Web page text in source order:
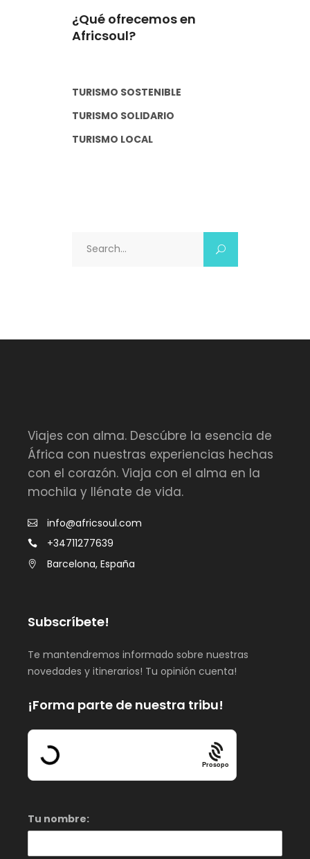
¿Qué ofrecemos en
Africsoul?
TURISMO SOSTENIBLE
TURISMO SOLIDARIO
TURISMO LOCAL
Viajes con alma. Descúbre la esencia de
África con nuestras experiencias hechas
con el corazón. Viaja con el alma en la
mochila y llénate de vida.
info@africsoul.com
+34711277639
Barcelona, España
Subscríbete!
Te mantendremos informado sobre nuestras
novedades y itinerarios! Tu opinión cuenta!
¡Forma parte de nuestra tribu!
Prosopo
Tu nombre: